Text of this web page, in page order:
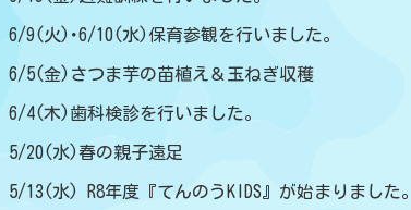
6/9(火)･6/10(水)保育参観を行いました。
6/5(金)さつま芋の苗植え＆玉ねぎ収穫
6/4(木)歯科検診を行いました。
5/20(水)春の親子遠足
5/13(水) R8年度『てんのうKIDS』が始まりました。